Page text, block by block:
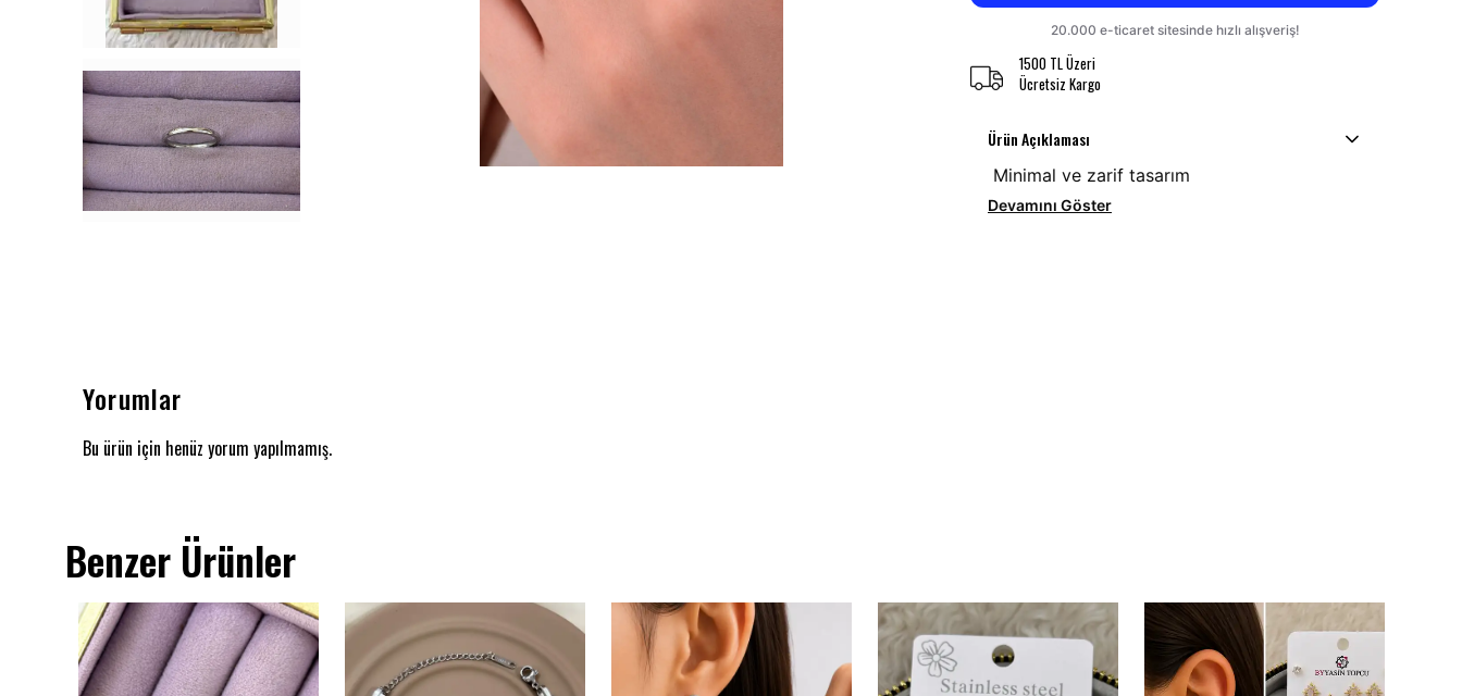
1500 TL Üzeri
Ücretsiz Kargo
Ürün Açıklaması
Minimal ve zarif tasarım
Devamını Göster
Yorumlar
Bu ürün için henüz yorum yapılmamış.
Benzer Ürünler